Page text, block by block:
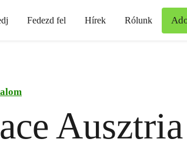
Fedezd fel Hírek Rólunk
Ausztria